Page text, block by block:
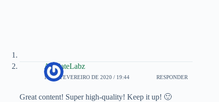
AffiliateLabz
17 DE FEVEREIRO DE 2020 / 19:44 RESPONDER
Great content! Super high-quality! Keep it up! 🙂